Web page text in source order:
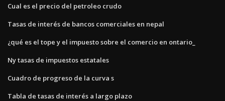
Cual es el precio del petroleo crudo
Tasas de interés de bancos comerciales en nepal
¿qué es el tope y el impuesto sobre el comercio en ontario_
Ny tasas de impuestos estatales
Cuadro de progreso de la curva s
Tabla de tasas de interés a largo plazo